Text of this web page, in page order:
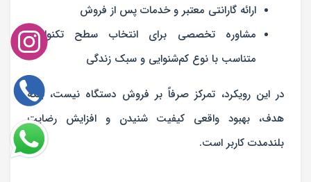
ارائه گارانتی معتبر و خدمات پس از فروش
مشاوره تخصصی برای انتخاب سطح تکنولوژی
متناسب با نوع کم‌شنوایی و سبک زندگی
در این رویکرد، تمرکز صرفاً بر فروش دستگاه نیست، بلکه
هدف، بهبود واقعی کیفیت شنیدن و افزایش رضایت
بلندمدت کاربر است.